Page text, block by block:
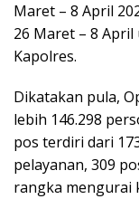
Maret – 8 April
26 Maret – 8 April
Kapolres.
Dikatakan pula,
lebih 146.298
pos terdiri dari
pelayanan, 309
rangka mengurai